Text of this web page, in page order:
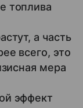
топлива
а часть
всего, это
мера
эффект